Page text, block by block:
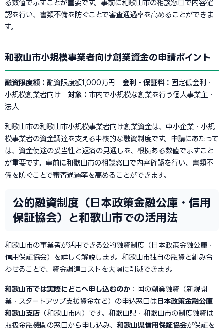
る数値で示すことが重要です。事前に和歌山市の相談窓口で内容確
認を行い、書類不備を防ぐことで審査通過率を高めることができま
す。
和歌山市小規模事業者向け創業資金の申請ポイント
融資限度額： 融資限度額1,000万円 金利・保証料： 固定低金利・
小規模創業者向け 対象： 市内で小規模な創業を行う個人事業主・
法人
和歌山市の和歌山市小規模事業者向け創業資金は、中小企業・小規
模事業者の資金調達を支える中核的な融資制度です。申請にあたって
は、資金使途の妥当性と返済の見通しを、根拠ある数値で示すこと
が重要です。事前に和歌山市の相談窓口で内容確認を行い、書類不
備を防ぐことで審査通過率を高めることができます。
公的融資制度（日本政策金融公庫・信用
保証協会）と和歌山市での活用法
和歌山市の事業者が活用できる公的融資制度（日本政策金融公庫・
信用保証協会）を詳しく解説します。和歌山市独自の融資と組み合
わせることで、資金調達コストを大幅に削減できます。
和歌山市では実際にどこへ申し込むのか ：国の創業融資（新規開
業・スタートアップ支援資金など）の申込窓口は 日本政策金融公庫
和歌山支店 （和歌山市内）です。和歌山県・和歌山市の制度融資は
取扱金融機関の窓口から申し込み、 和歌山県信用保証協会が保証を